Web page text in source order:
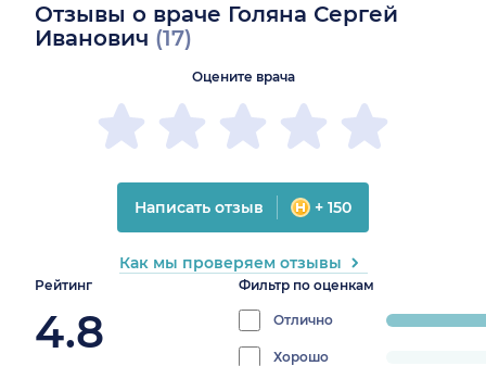
Отзывы о враче Голяна Сергей
Иванович (17)
Рейтинг
4.8
Фильтр по оценкам
Отлично
progress:
Хорошо
Оцените врача
Написать отзыв + 150
Как мы проверяем отзывы